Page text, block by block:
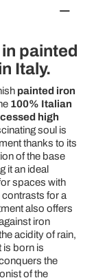
painted
Italy.
painted iron
100% Italian
high
soul is
thanks to its
of the base
it an ideal
spaces with
for a
also offers
iron
acidity of rain,
is born is
the
of the